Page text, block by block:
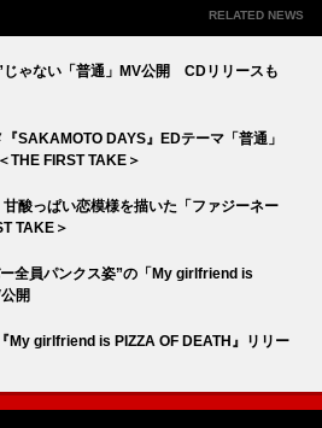
RELATED NEWS
ゃない「普通」MV公開 CDリリースも
SAKAMOTO DAYS』EDテーマ「普通」
THE FIRST TAKE＞
酸っぱい恋模様を描いた「ファジーネー
TAKE＞
全員パンクス姿”の「My girlfriend is
開
My girlfriend is PIZZA OF DEATH』リリー